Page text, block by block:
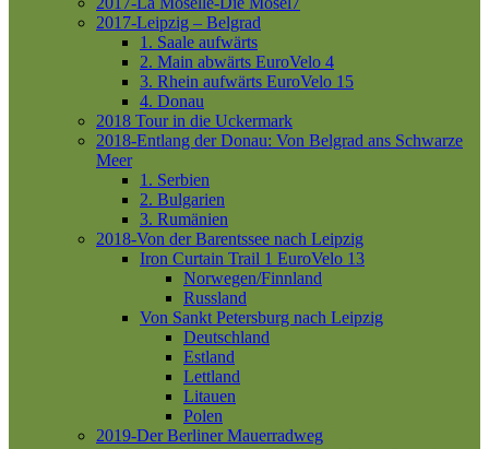
2017-Leipzig – Belgrad
1. Saale aufwärts
2. Main abwärts EuroVelo 4
3. Rhein aufwärts EuroVelo 15
4. Donau
2018 Tour in die Uckermark
2018-Entlang der Donau: Von Belgrad ans Schwarze
Meer
1. Serbien
2. Bulgarien
3. Rumänien
2018-Von der Barentssee nach Leipzig
Iron Curtain Trail 1 EuroVelo 13
Norwegen/Finnland
Russland
Von Sankt Petersburg nach Leipzig
Deutschland
Estland
Lettland
Litauen
Polen
2019-Der Berliner Mauerradweg